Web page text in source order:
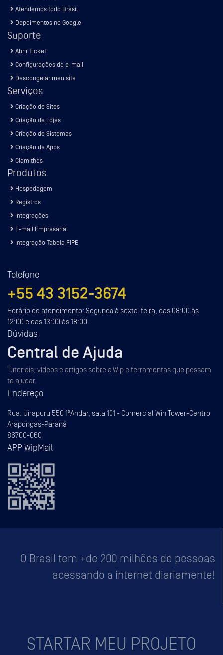
Atendemos todo Brasil
Depoimentos no Google
Suporte
Abrir Ticket
Configurações de e-mail
Descongelar meu site
Serviços
Criação de Sites
Criação de Lojas
Criação de Sistemas
Criação de Apps
Clamithes
Produtos
Hospedagem
Registros
Integrações
E-mail Empresarial
Integração Tabela FIPE
Telefone
+55 43 3152-3674
Horário de atendimento: Segunda à sexta-feira, das 08:00 às
12:00 e das 13:00 às 18:00.
Dúvidas
Central de Ajuda
Tutoriais, vídeos e artigos sobre a Wip e ferramentas que possam
te ajudar.
Endereço
Rua: Uirapuru 550 1ºAndar, sala 101 - Comercial Win Tower-Centro
Arapongas-Paraná
86700-060
APP WipMail
O Brasil tem +de 200 milhões de pessoas
acessando a internet diariamente!
STARTAR MEU PROJETO